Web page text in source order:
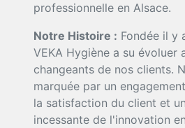
professionnelle en Alsace.
Notre Histoire : Fondée il y
VEKA Hygiène a su évoluer
changeants de nos clients.
marquée par un
la satisfaction du client et
incessante de l'innovation